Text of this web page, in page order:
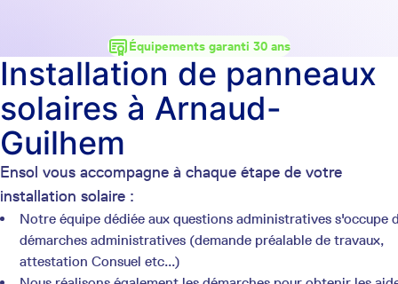
Équipements garanti 30 ans
Ensol vous accompagne à chaque étape de votre
installation solaire :
Notre équipe dédiée aux questions administratives s'occupe
démarches administratives (demande préalable de travaux,
attestation Consuel etc...)
Installation de panneaux
solaires à Arnaud-
Guilhem